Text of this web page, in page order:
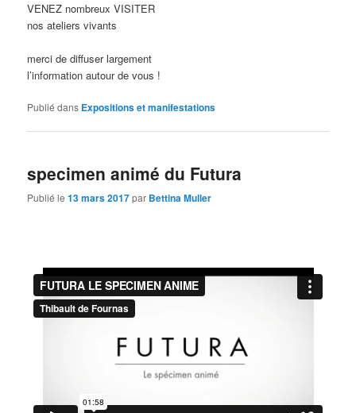
VENEZ nombreux VISITER
nos ateliers vivants
merci de diffuser largement
l’information autour de vous !
Publié dans Expositions et manifestations
specimen animé du Futura
Publié le13 mars 2017par Bettina Muller